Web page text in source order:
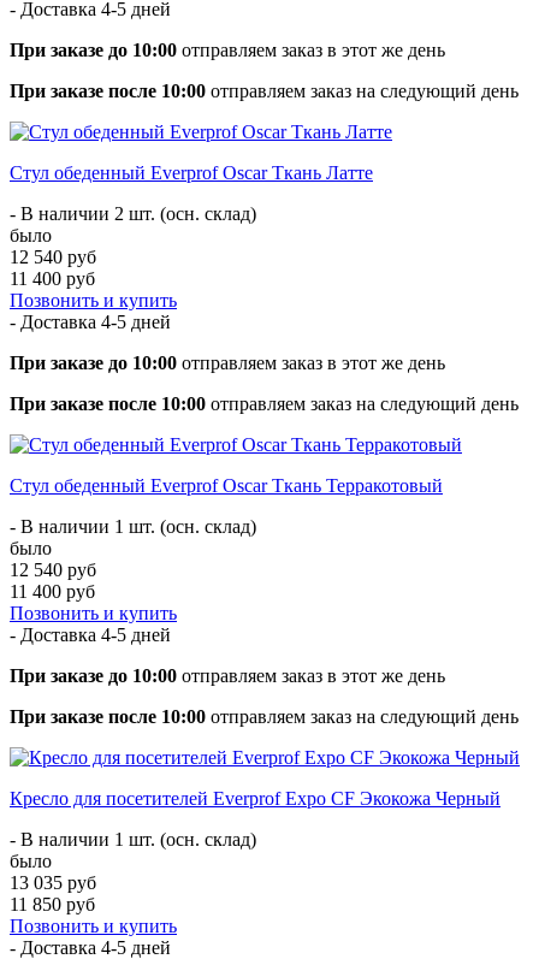
- Доставка 4-5 дней
При заказе до 10:00 отправляем заказ в этот же день
При заказе после 10:00 отправляем заказ на следующий день
Стул обеденный Everprof Oscar Ткань Латте
- В наличии 2 шт. (осн. склад)
было
12 540 руб
11 400 руб
Позвонить и купить
- Доставка 4-5 дней
При заказе до 10:00 отправляем заказ в этот же день
При заказе после 10:00 отправляем заказ на следующий день
Стул обеденный Everprof Oscar Ткань Терракотовый
- В наличии 1 шт. (осн. склад)
было
12 540 руб
11 400 руб
Позвонить и купить
- Доставка 4-5 дней
При заказе до 10:00 отправляем заказ в этот же день
При заказе после 10:00 отправляем заказ на следующий день
Кресло для посетителей Everprof Expo CF Экокожа Черный
- В наличии 1 шт. (осн. склад)
было
13 035 руб
11 850 руб
Позвонить и купить
- Доставка 4-5 дней